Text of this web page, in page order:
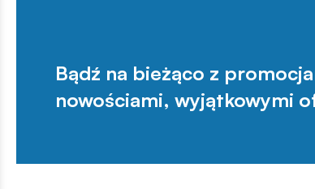
Bądź na bieżąco z
nowościami, wyjątkowymi